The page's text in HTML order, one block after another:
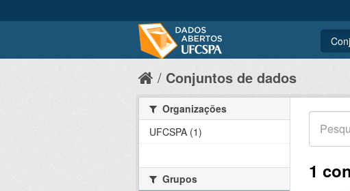
Conjuntos de dados
1
Organizações
UFCSPA (1)
Grupos